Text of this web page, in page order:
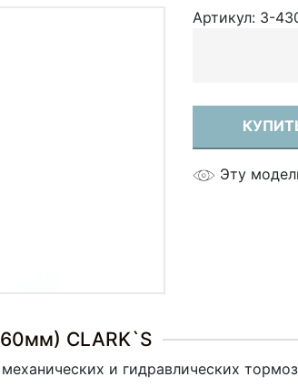
Артикул: 3-
Эту
CLARK`S
и гидравлических